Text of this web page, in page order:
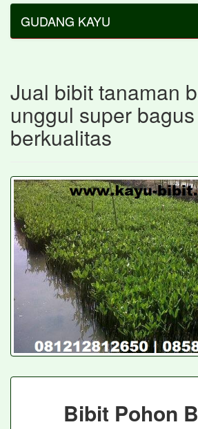
GUDANG KAYU
Jual bibit tanaman
unggul super
berkualitas
Bibit Pohon